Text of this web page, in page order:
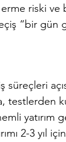
riski
“bir gün
süreçleri
testlerden
yatırım
2-3 yıl